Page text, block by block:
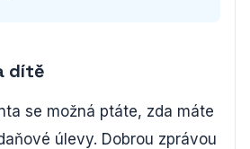
dítě
se možná ptáte, zda máte
úlevy. Dobrou zprávou